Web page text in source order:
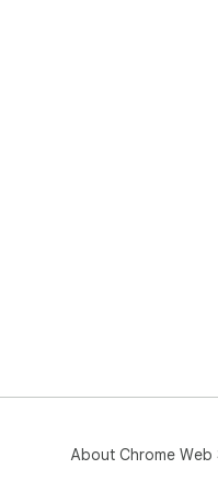
About Chrome Web